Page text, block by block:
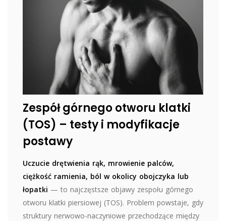
Zespół górnego otworu klatki
(TOS) – testy i modyfikacje
postawy
Uczucie drętwienia rąk, mrowienie palców,
ciężkość ramienia, ból w okolicy obojczyka lub
łopatki — to najczęstsze objawy zespołu górnego
otworu klatki piersiowej (TOS). Problem powstaje, gdy
struktury nerwowo-naczyniowe przechodzące między